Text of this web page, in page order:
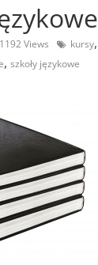
1192 Views kursy,
,szkoły językowe